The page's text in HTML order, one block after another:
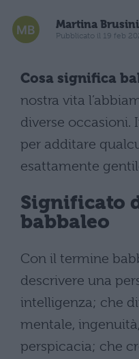
Martina Brusini
Pubblicato il 19 feb
Cosa significa
nostra vita
diverse occasioni.
per additare
esattamente
Significato
babbaleo
Con il termine
descrivere una
intelligenza; che
mentale,
perspicacia; che